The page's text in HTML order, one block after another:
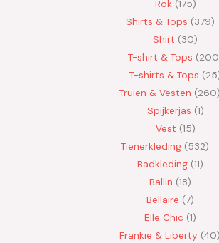
Rok 175
Shirts & Tops 379
Shirt
30
T-shirt & Tops
200
T-shirts & Tops
25
Truien & Vesten
260
Spijkerjas 1
Vest 15
Tienerkleding 532
Badkleding 11
Ballin 18
Bellaire 7
Elle Chic 1
Frankie & Liberty 40